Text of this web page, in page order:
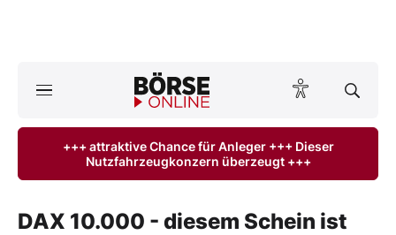
ktuelle Ausgabe BÖRSE ONLINE lesen
+++ attraktive Chance für Anleger +++ Dieser
Nutzfahrzeugkonzern überzeugt +++
DAX 10.000 - diesem Schein ist